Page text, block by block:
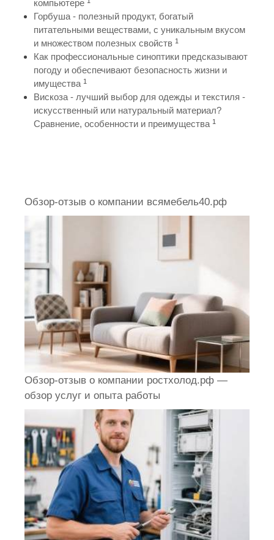
компьютере
Горбуша - полезный продукт, богатый
питательными веществами, с уникальным вкусом
и множеством полезных свойств 1
Как профессиональные синоптики предсказывают
погоду и обеспечивают безопасность жизни и
имущества 1
Вискоза - лучший выбор для одежды и текстиля -
искусственный или натуральный материал?
Сравнение, особенности и преимущества 1
Обзор-отзыв о компании всямебель40.рф
Обзор-отзыв о компании ростхолод.рф —
обзор услуг и опыта работы